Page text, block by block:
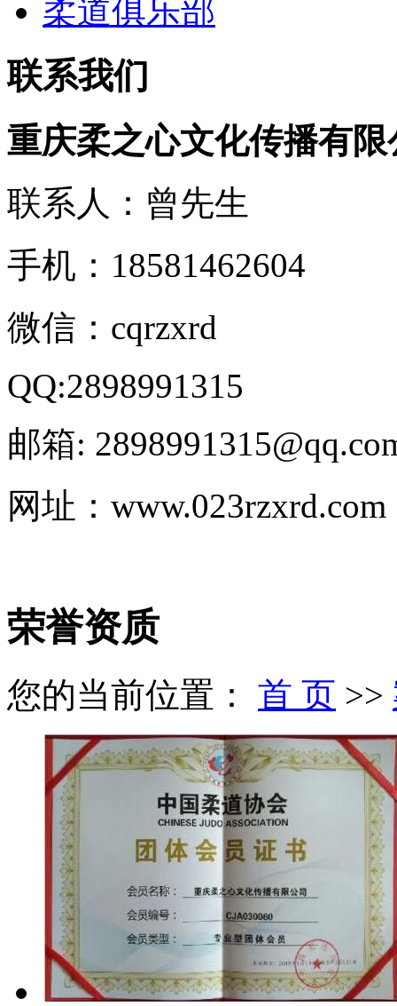
柔道俱乐部
联系我们
重庆柔之心文化传播有限
联系人：曾先生
手机：18581462604
微信：cqrzxrd
QQ:2898991315
邮箱:
网址：www.023rzxrd.com
荣誉资质
您的当前位置： 首 页 >>